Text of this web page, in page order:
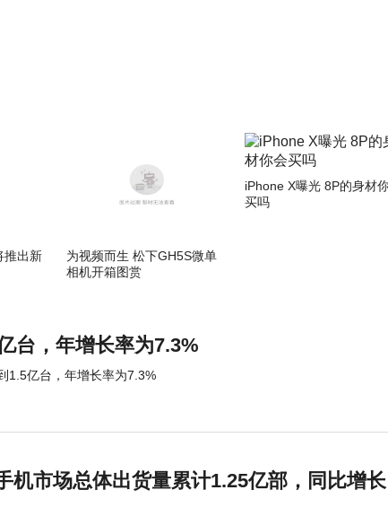
推出新
为视频而生 松下GH5S微单
相机开箱图赏
iPhone X曝光 8P的身材
买吗
台，年增长率为7.3%
1.5亿台，年增长率为7.3%
机市场总体出货量累计1.25亿部，同比增长